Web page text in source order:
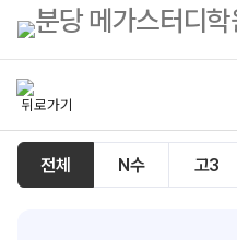
전체 N수 고3